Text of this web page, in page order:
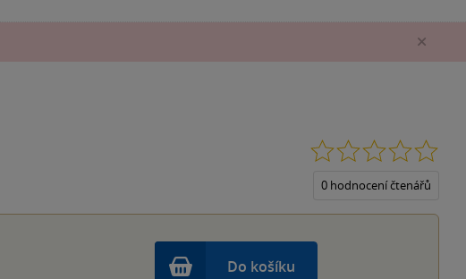
0 hodnocení čtenářů
Do košíku